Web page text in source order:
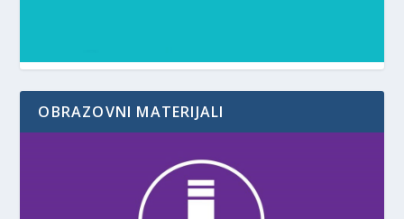
OBRAZOVNI MATERIJALI